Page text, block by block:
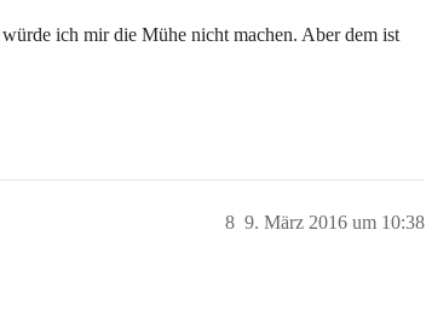
ich mir die Mühe nicht machen. Aber dem ist
9. März 2016 um 10:38
8